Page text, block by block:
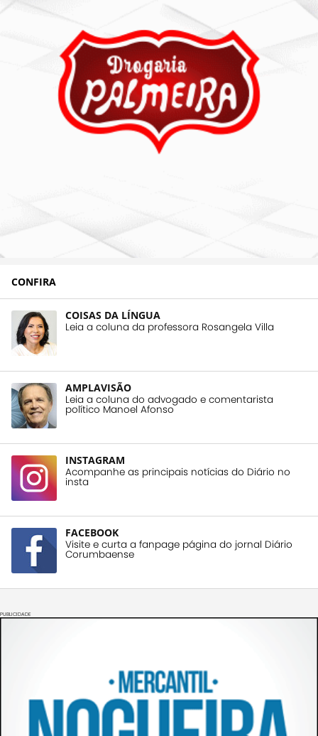
CONFIRA
COISAS DA LÍNGUA
Leia a coluna da professora Rosangela Villa
AMPLAVISÃO
Leia a coluna do advogado e comentarista
político Manoel Afonso
INSTAGRAM
Acompanhe as principais notícias do Diário no
insta
FACEBOOK
Visite e curta a fanpage página do jornal Diário
Corumbaense
PUBLICIDADE